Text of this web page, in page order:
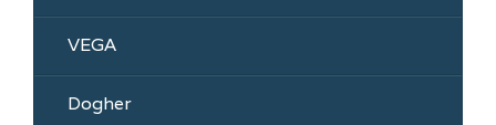
VEGA
Dogher